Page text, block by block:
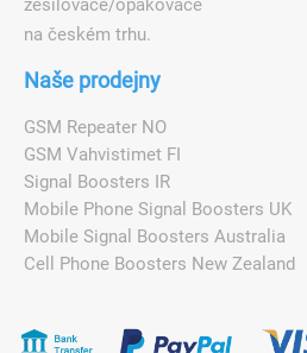
zesilovače/opakovače
na českém trhu.
Naše prodejny
GSM Repeater NO
GSM Vahvistimet FI
Signal Boosters IR
Mobile Phone Signal Boosters UK
Mobile Signal Boosters Australia
Cell Phone Boosters New Zealand